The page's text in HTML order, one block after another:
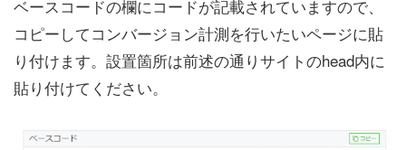
ベースコードの欄にコードが記載されていますので、
コピーしてコンバージョン計測を行いたいページに貼
り付けます。設置箇所は前述の通りサイトのhead内に
貼り付けてください。